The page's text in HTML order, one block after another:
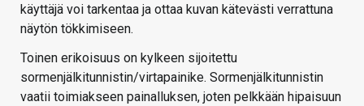
käyttäjä voi tarkentaa ja ottaa kuvan kätevästi verrattuna
näytön tökkimiseen.
Toinen erikoisuus on kylkeen sijoitettu
sormenjälkitunnistin/virtapainike. Sormenjälkitunnistin
vaatii toimiakseen painalluksen, joten pelkkään hipaisuun